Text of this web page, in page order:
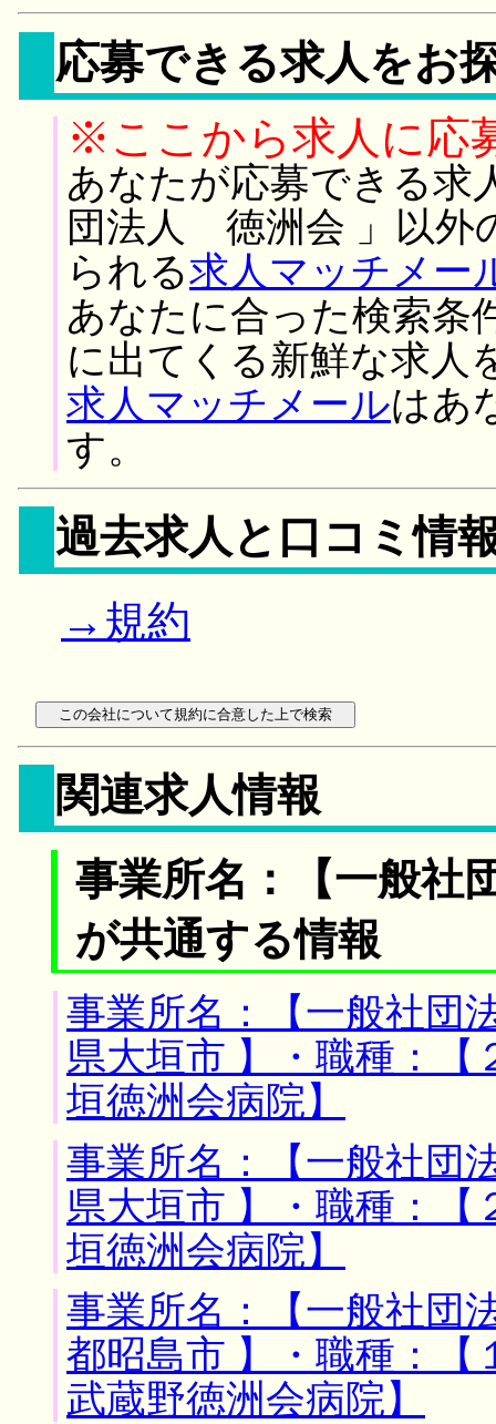
応募できる求人をお
※ここから求人に応
あなたが応募できる求
団法人 徳洲会 」以外
られる求人マッチメー
あなたに合った検索条
に出てくる新鮮な求人
求人マッチメールはあ
す。
過去求人と口コミ情
→規約
関連求人情報
事業所名：【一般社
が共通する情報
事業所名：【一般社団
県大垣市 】・職種：【
垣徳洲会病院】
事業所名：【一般社団
県大垣市 】・職種：【
垣徳洲会病院】
事業所名：【一般社団
都昭島市 】・職種：【
武蔵野徳洲会病院】